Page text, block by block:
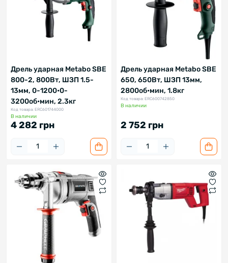
Дрель ударная Metabo SBE
800-2, 800Вт, ШЗП 1.5-
13мм, 0-1200•0-
3200об•мин, 2.3кг
Код товара: ERC601744000
В наличии
4 282 грн
Дрель ударная Metabo SBE
650, 650Вт, ШЗП 13мм,
2800об•мин, 1.8кг
Код товара: ERC600742850
В наличии
2 752 грн